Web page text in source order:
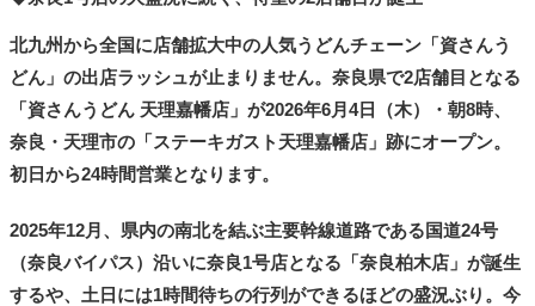
北九州から全国に店舗拡大中の人気うどんチェーン「資さんう
どん」の出店ラッシュが止まりません。奈良県で2店舗目となる
「資さんうどん 天理嘉幡店」が2026年6月4日（木）・朝8時、
奈良・天理市の「ステーキガスト天理嘉幡店」跡にオープン。
初日から24時間営業となります。
2025年12月、県内の南北を結ぶ主要幹線道路である国道24号
（奈良バイパス）沿いに奈良1号店となる「奈良柏木店」が誕生
するや、土日には1時間待ちの行列ができるほどの盛況ぶり。今